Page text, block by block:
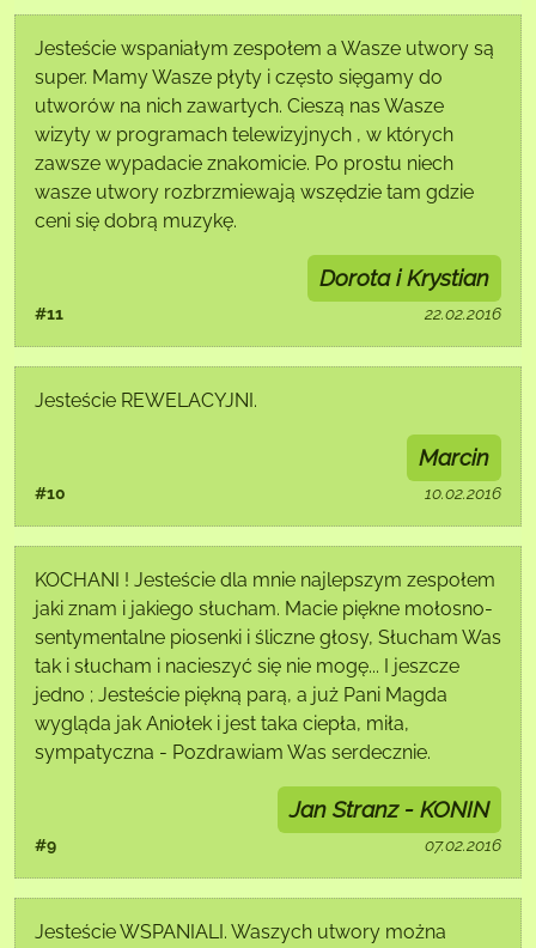
Jesteście wspaniałym zespołem a Wasze utwory są
super. Mamy Wasze płyty i często sięgamy do
utworów na nich zawartych. Cieszą nas Wasze
wizyty w programach telewizyjnych , w których
zawsze wypadacie znakomicie. Po prostu niech
wasze utwory rozbrzmiewają wszędzie tam gdzie
ceni się dobrą muzykę.
#11
Dorota i Krystian
22.02.2016
Jesteście REWELACYJNI.
#10
Marcin
10.02.2016
KOCHANI ! Jesteście dla mnie najlepszym zespołem
jaki znam i jakiego słucham. Macie piękne mołosno-
sentymentalne piosenki i śliczne głosy, Słucham Was
tak i słucham i nacieszyć się nie mogę... I jeszcze
jedno ; Jesteście piękną parą, a już Pani Magda
wygląda jak Aniołek i jest taka ciepła, miła,
sympatyczna - Pozdrawiam Was serdecznie.
#9
Jan Stranz - KONIN
07.02.2016
Jesteście WSPANIALI. Waszych utwory można